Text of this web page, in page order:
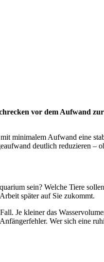
vor dem Aufwand
minimalem Aufwand eine
deutlich reduzieren –
sein? Welche Tiere
später auf Sie zukommt.
Je kleiner das
Wer sich eine